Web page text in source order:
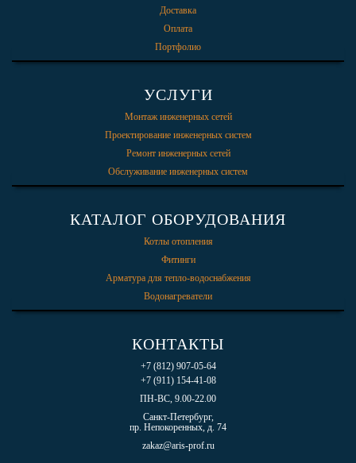
Доставка
Оплата
Портфолио
УСЛУГИ
Монтаж инженерных сетей
Проектирование инженерных систем
Ремонт инженерных сетей
Обслуживание инженерных систем
КАТАЛОГ ОБОРУДОВАНИЯ
Котлы отопления
Фитинги
Арматура для тепло-водоснабжения
Водонагреватели
КОНТАКТЫ
+7 (812) 907-05-64
+7 (911) 154-41-08
ПН-ВС, 9.00-22.00
Санкт-Петербург,
пр. Непокоренных, д. 74
zakaz@aris-prof.ru